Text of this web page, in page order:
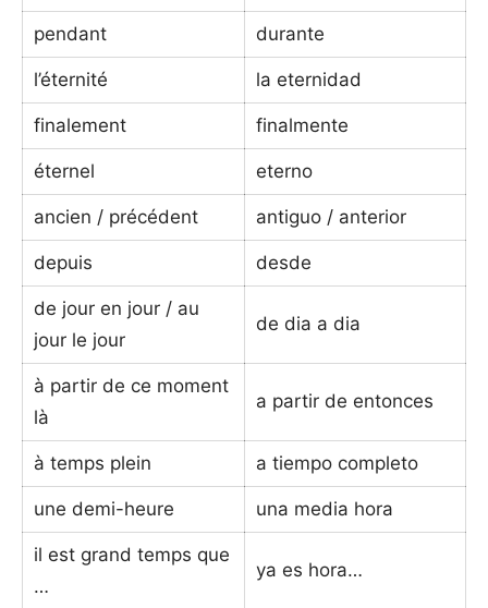
pendant durante
l’éternité la eternidad
finalement finalmente
éternel eterno
ancien / précédent antiguo / anterior
depuis desde
de jour en jour / au
jour le jour
de dia a dia
à partir de ce moment
là
a partir de entonces
à temps plein a tiempo completo
une demi-heure una media hora
il est grand temps que
…
ya es hora…